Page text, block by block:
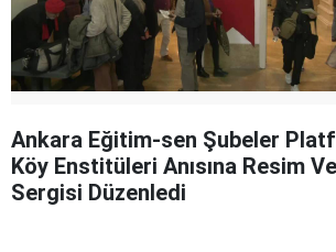
Ankara Eğitim-sen Şubeler
Köy Enstitüleri Anısına Resim
Sergisi Düzenledi